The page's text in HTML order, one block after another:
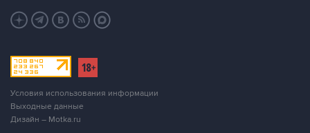
Условия использования информации
Выходные данные
Дизайн – Motka.ru